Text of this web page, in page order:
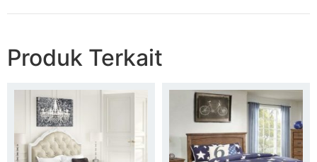
Produk Terkait